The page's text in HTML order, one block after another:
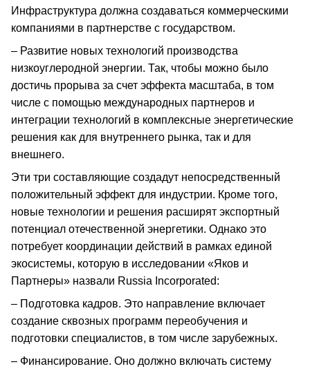
Инфраструктура должна создаваться коммерческими
компаниями в партнерстве с государством.
– Развитие новых технологий производства
низкоуглеродной энергии. Так, чтобы можно было
достичь прорыва за счет эффекта масштаба, в том
числе с помощью международных партнеров и
интеграции технологий в комплексные энергетические
решения как для внутреннего рынка, так и для
внешнего.
Эти три составляющие создадут непосредственный
положительный эффект для индустрии. Кроме того,
новые технологии и решения расширят экспортный
потенциал отечественной энергетики. Однако это
потребует координации действий в рамках единой
экосистемы, которую в исследовании «Яков и
Партнеры» назвали Russia Incorporated:
– Подготовка кадров. Это направление включает
создание сквозных программ переобучения и
подготовки специалистов, в том числе зарубежных.
– Финансирование. Оно должно включать систему